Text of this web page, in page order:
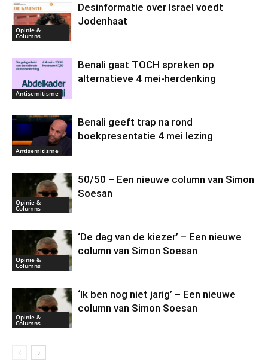
Opinie &
Columns
Desinformatie over Israel voedt
Jodenhaat
Antisemitisme
Benali gaat TOCH spreken op
alternatieve 4 mei-herdenking
Antisemitisme
Benali geeft trap na rond
boekpresentatie 4 mei lezing
Opinie &
Columns
50/50 – Een nieuwe column van Simon
Soesan
Opinie &
Columns
‘De dag van de kiezer’ – Een nieuwe
column van Simon Soesan
Opinie &
Columns
‘Ik ben nog niet jarig’ – Een nieuwe
column van Simon Soesan